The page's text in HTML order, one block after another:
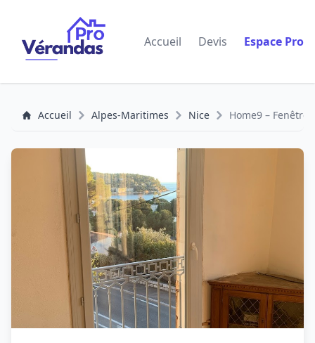
Accueil Devis Espace Pro
Accueil Alpes-Maritimes Nice Home9 –